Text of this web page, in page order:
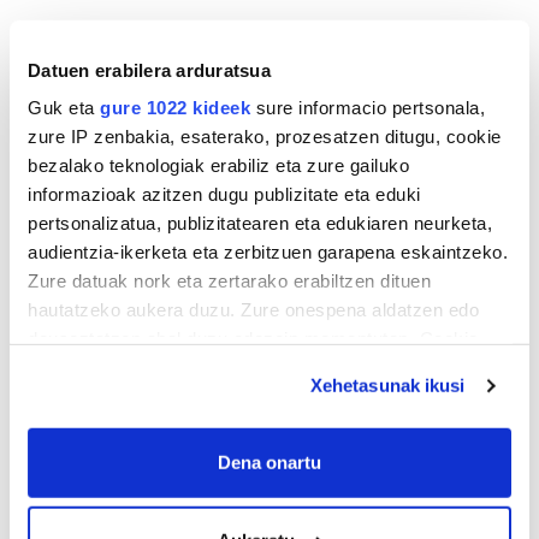
Datuen erabilera arduratsua
Guk eta gure 1022 kideek sure informacio pertsonala,
zure IP zenbakia, esaterako, prozesatzen ditugu, cookie
bezalako teknologiak erabiliz eta zure gailuko
informazioak azitzen dugu publizitate eta eduki
pertsonalizatua, publizitatearen eta edukiaren neurketa,
audientzia-ikerketa eta zerbitzuen garapena eskaintzeko.
Zure datuak nork eta zertarako erabiltzen dituen
hautatzeko aukera duzu. Zure onespena aldatzen edo
If you allow, we would also like to:
Collect information about your geographical
Xehetasunak ikusi
Dena onartu
Gehiago